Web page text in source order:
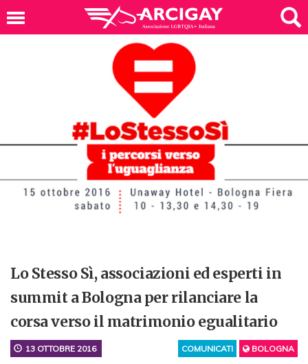
Lo Stesso Sì, associazioni ed esperti in
summit a Bologna per rilanciare la
corsa verso il matrimonio egualitario
COMUNICATI BOLOGNA
13 OTTOBRE 2016